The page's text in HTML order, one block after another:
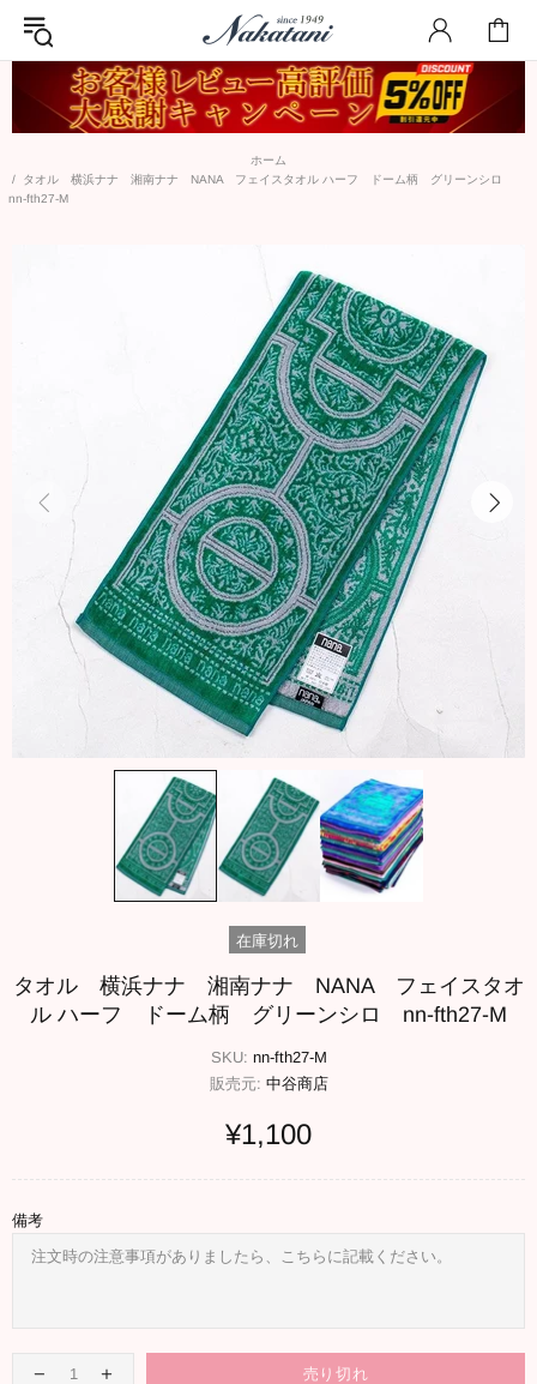
ホーム
タオル 横浜ナナ 湘南ナナ NANA フェイスタオル ハーフ ドーム柄 グリーンシロ
nn-fth27-M
在庫切れ
タオル 横浜ナナ 湘南ナナ NANA フェイスタオ
ル ハーフ ドーム柄 グリーンシロ nn-fth27-M
SKU: nn-fth27-M
販売元: 中谷商店
¥1,100
備考
売り切れ